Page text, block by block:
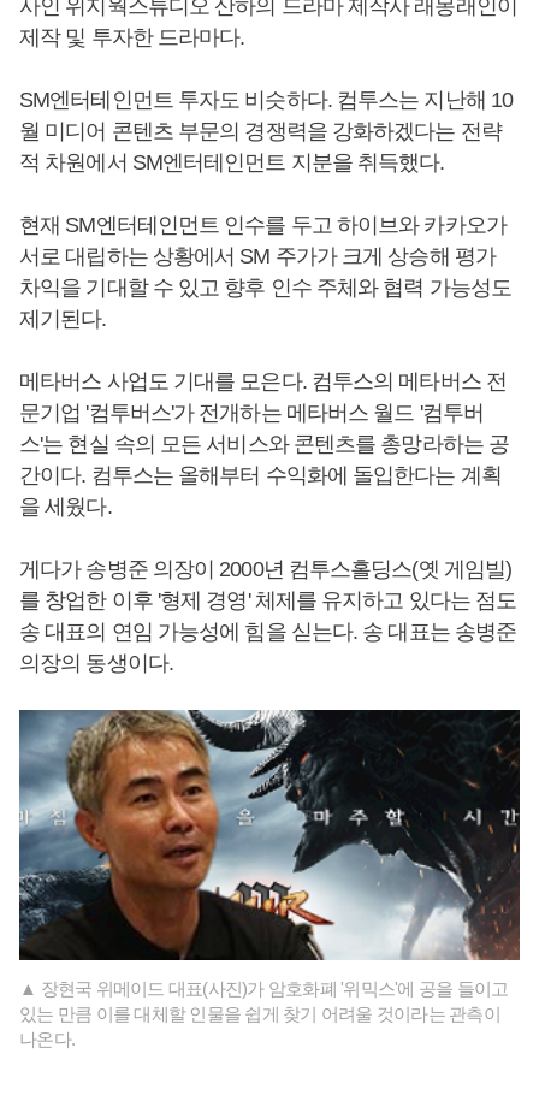
사인 위지웍스튜디오 산하의 드라마 제작사 래몽래인이
제작 및 투자한 드라마다.
SM엔터테인먼트 투자도 비슷하다. 컴투스는 지난해 10
월 미디어 콘텐츠 부문의 경쟁력을 강화하겠다는 전략
적 차원에서 SM엔터테인먼트 지분을 취득했다.
현재 SM엔터테인먼트 인수를 두고 하이브와 카카오가
서로 대립하는 상황에서 SM 주가가 크게 상승해 평가
차익을 기대할 수 있고 향후 인수 주체와 협력 가능성도
제기된다.
메타버스 사업도 기대를 모은다. 컴투스의 메타버스 전
문기업 '컴투버스'가 전개하는 메타버스 월드 '컴투버
스'는 현실 속의 모든 서비스와 콘텐츠를 총망라하는 공
간이다. 컴투스는 올해부터 수익화에 돌입한다는 계획
을 세웠다.
게다가 송병준 의장이 2000년 컴투스홀딩스(옛 게임빌)
를 창업한 이후 '형제 경영' 체제를 유지하고 있다는 점도
송 대표의 연임 가능성에 힘을 싣는다. 송 대표는 송병준
의장의 동생이다.
▲ 장현국 위메이드 대표(사진)가 암호화폐 '위믹스'에 공을 들이고
있는 만큼 이를 대체할 인물을 쉽게 찾기 어려울 것이라는 관측이
나온다.